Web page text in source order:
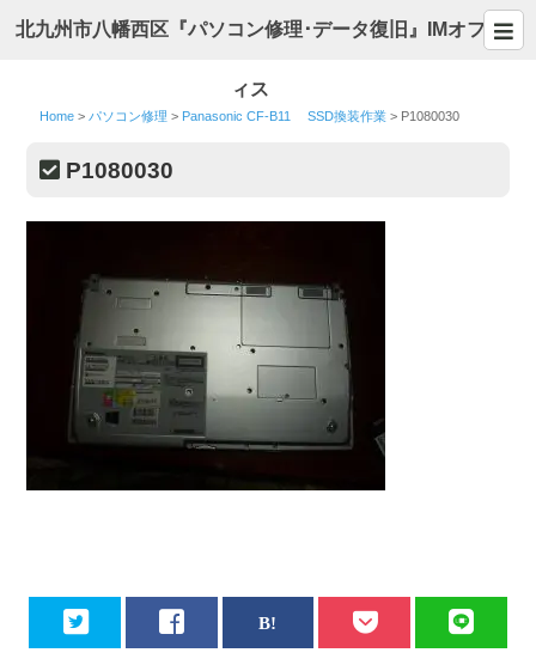
北九州市八幡西区『パソコン修理･データ復旧』IMオフ
ィス
Home > パソコン修理 > Panasonic CF-B11 SSD換装作業 > P1080030
P1080030